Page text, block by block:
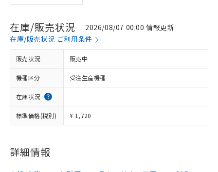
在庫/販売状況
2026/08/07 00:00 情報更新
在庫/販売状況 ご利用条件
販売状況 販売中
機種区分 受注生産機種
在庫状況
標準価格(税別) ¥ 1,720
詳細情報